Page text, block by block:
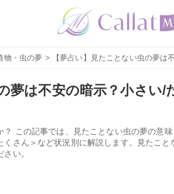
物・虫の夢 > 【夢占い】見たことない虫の夢は
夢は不安の暗示？小さい/
この記事では、見たことない虫の夢の意
さん＞など状況別に解説します。見たこと
い。